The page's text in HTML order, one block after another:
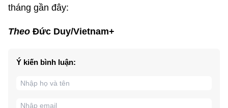
tháng gần đây:
Theo Đức Duy/Vietnam+
Ý kiến bình luận: